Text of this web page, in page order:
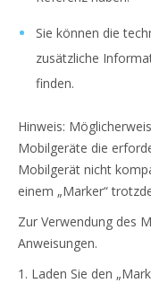
Sie können die
zusätzliche
finden.
Hinweis:
Mobilgeräte die
Mobilgerät nicht
einem „Marker“
Zur Verwendung des
Anweisungen.
1. Laden Sie den